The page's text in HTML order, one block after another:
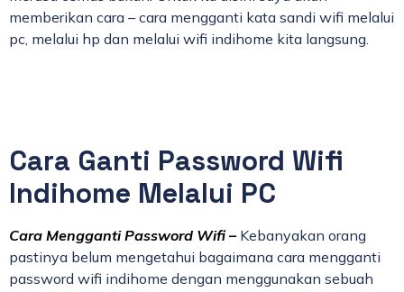
memberikan cara – cara mengganti kata sandi wifi melalui
pc, melalui hp dan melalui wifi indihome kita langsung.
Cara Ganti Password Wifi
Indihome Melalui PC
Cara Mengganti Password Wifi – Kebanyakan orang
pastinya belum mengetahui bagaimana cara mengganti
password wifi indihome dengan menggunakan sebuah